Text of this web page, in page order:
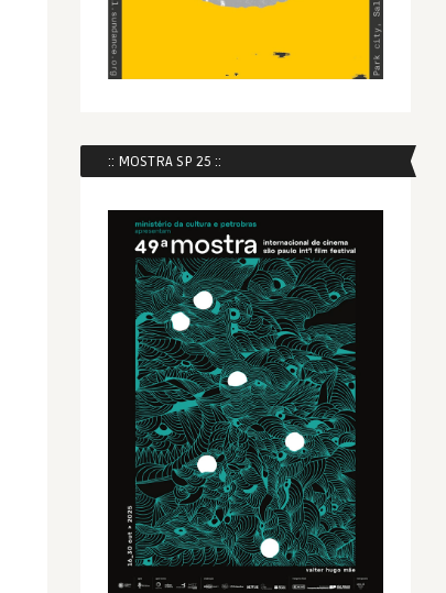
:: MOSTRA SP 25 ::